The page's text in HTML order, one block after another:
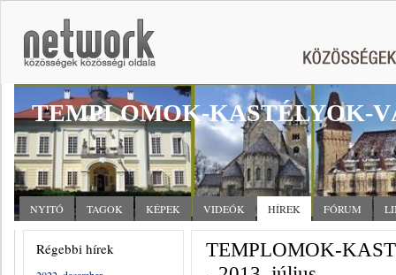
TEMPLOMOK-KASTÉLYOK-
NYITÓ TAGOK KÉPEK VIDEÓK HÍREK FÓRUM
Régebbi hírek
TEMPLOMOK-